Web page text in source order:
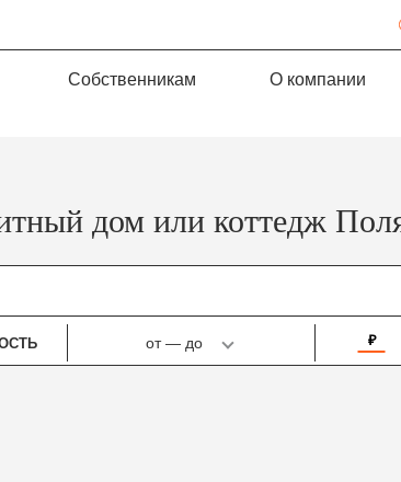
Собственникам О компании
дом или коттедж
от—до ₽